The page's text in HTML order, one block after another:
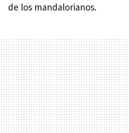
de los mandalorianos.